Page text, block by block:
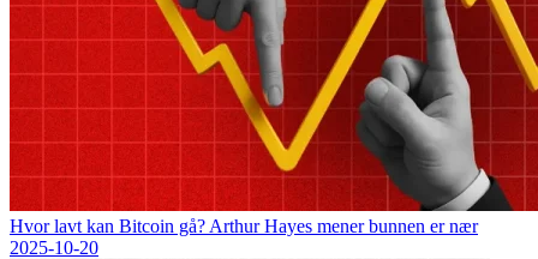
Hvor lavt kan Bitcoin gå? Arthur Hayes mener bunnen er nær
2025-10-20